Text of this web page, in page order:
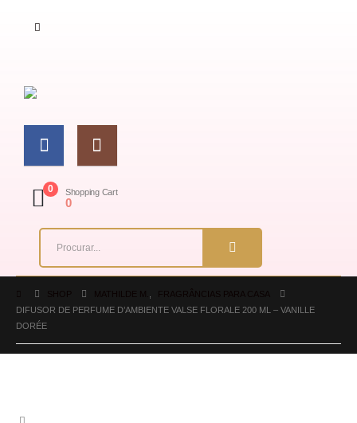
0 Shopping Cart
0
DIFUSOR DE PERFUME D’AMBIENTE VALSE FLORALE 200 ML – VANILLE
DORÉE